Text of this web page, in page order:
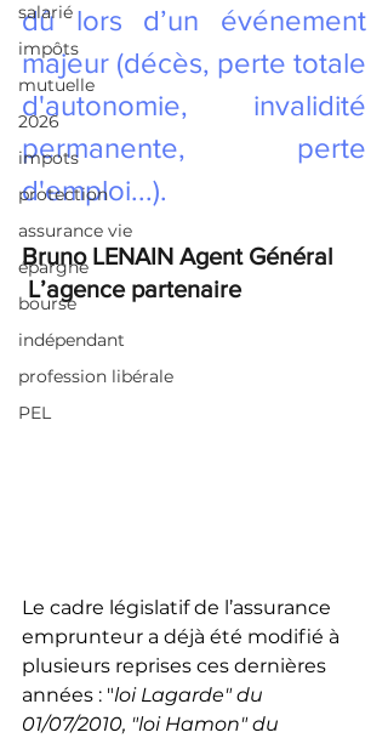
salarié
impôts
mutuelle
2026
impots
protection
assurance vie
épargne
bourse
indépendant
profession libérale
PEL
dû lors d’un événement
majeur (décès, perte totale
d'autonomie, invalidité
permanente, perte
d'emploi...).
Bruno LENAIN Agent Général
L’agence partenaire
Le cadre législatif de l’assurance
emprunteur a déjà été modifié à
plusieurs reprises ces dernières
années : "loi Lagarde" du
01/07/2010, "loi Hamon" du